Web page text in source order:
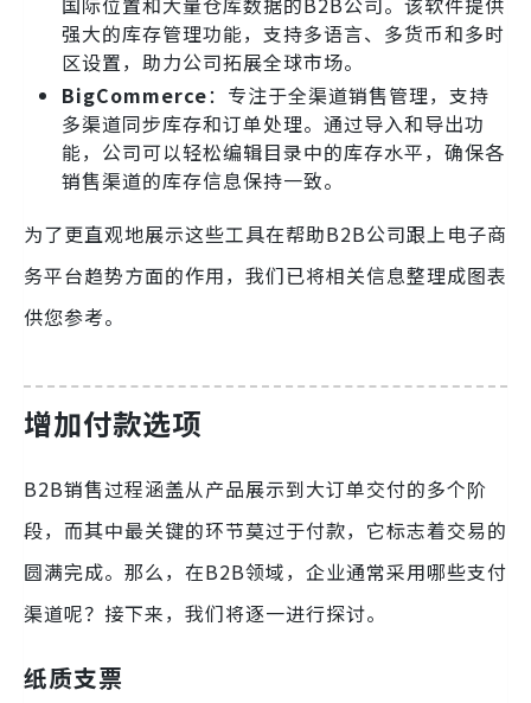
强大的库存管理功能，支持多语言、多货币和多时
区设置，助力公司拓展全球市场。
BigCommerce：专注于全渠道销售管理，支持
多渠道同步库存和订单处理。通过导入和导出功
能，公司可以轻松编辑目录中的库存水平，确保各
销售渠道的库存信息保持一致。
为了更直观地展示这些工具在帮助B2B公司跟上电子商
务平台趋势方面的作用，我们已将相关信息整理成图表
供您参考。
增加付款选项
B2B销售过程涵盖从产品展示到大订单交付的多个阶
段，而其中最关键的环节莫过于付款，它标志着交易的
圆满完成。那么，在B2B领域，企业通常采用哪些支付
渠道呢？接下来，我们将逐一进行探讨。
纸质支票